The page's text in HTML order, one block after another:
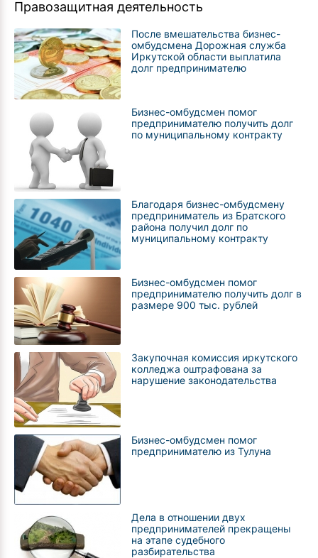
Правозащитная деятельность
После вмешательства бизнес-
омбудсмена Дорожная служба
Иркутской области выплатила
долг предпринимателю
Бизнес-омбудсмен помог
предпринимателю получить долг
по муниципальному контракту
Благодаря бизнес-омбудсмену
предприниматель из Братского
района получил долг по
муниципальному контракту
Бизнес-омбудсмен помог
предпринимателю получить долг в
размере 900 тыс. рублей
Закупочная комиссия иркутского
колледжа оштрафована за
нарушение законодательства
Бизнес-омбудсмен помог
предпринимателю из Тулуна
Дела в отношении двух
предпринимателей прекращены
на этапе судебного
разбирательства